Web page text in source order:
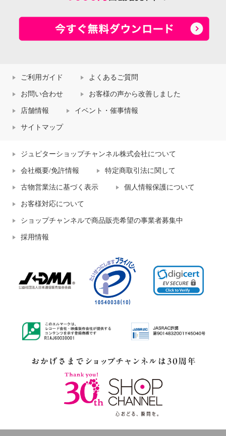
ご利用ガイド よくあるご質問
お問い合わせ お客様の声から改善しました
店舗情報 イベント・催事情報
サイトマップ
ジュピターショップチャンネル株式会社について
会社概要/免許情報 特定商取引法に関して
古物営業法に基づく表示 個人情報保護について
お客様対応について
ショップチャンネルで商品販売希望の事業者募集中
採用情報